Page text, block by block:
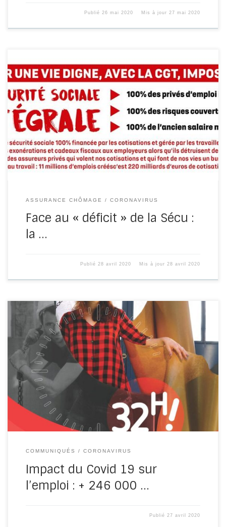
Publié26 mai 2020 Mis à jour27 mai 2020
Avec l’explosion du chômage partiel, la barre symbolique
des 10 millions de privés d’emploi a été franchie, il ne se
[…]
ASSURANCE CHÔMAGE CORONAVIRUS
Face au « déficit » de la Sécu :
la …
Publié28 avril 2020 Mis à jour28 avril 2020
La DARES et Pôle-Emploi viennent de publier une analyse
de la situation sur le marché du travail durant la crise […]
COMMUNIQUÉS CORONAVIRUS
Impact du Covid 19 sur
l’emploi : + 246 000 …
Publié 27 avril 2020